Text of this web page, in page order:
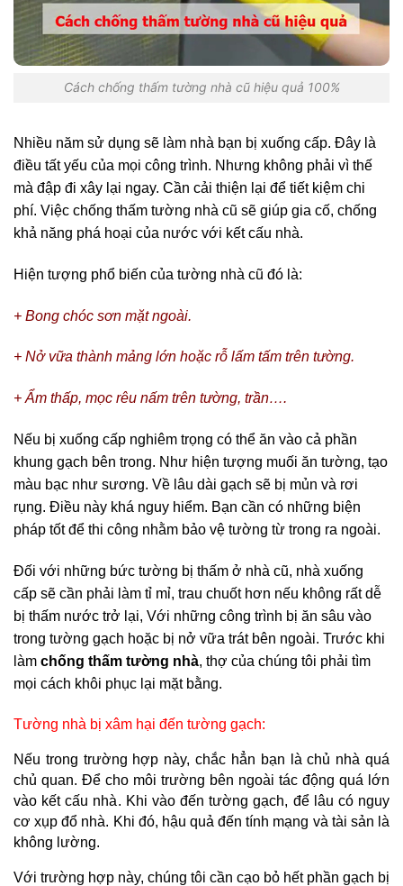
Cách chống thấm tường nhà cũ hiệu quả 100%
Nhiều năm sử dụng sẽ làm nhà bạn bị xuống cấp. Đây là
điều tất yếu của mọi công trình. Nhưng không phải vì thế
mà đập đi xây lại ngay. Cần cải thiện lại để tiết kiệm chi
phí. Việc chống thấm tường nhà cũ sẽ giúp gia cố, chống
khả năng phá hoại của nước với kết cấu nhà.
Hiện tượng phổ biến của tường nhà cũ đó là:
+ Bong chóc sơn mặt ngoài.
+ Nở vữa thành mảng lớn hoặc rỗ lấm tấm trên tường.
+ Ẩm thấp, mọc rêu nấm trên tường, trần….
Nếu bị xuống cấp nghiêm trọng có thể ăn vào cả phần
khung gạch bên trong. Như hiện tượng muối ăn tường, tạo
màu bạc như sương. Về lâu dài gạch sẽ bị mủn và rơi
rụng. Điều này khá nguy hiểm. Bạn cần có những biện
pháp tốt để thi công nhằm bảo vệ tường từ trong ra ngoài.
Đối với những bức tường bị thấm ở nhà cũ, nhà xuống
cấp sẽ cần phải làm tỉ mỉ, trau chuốt hơn nếu không rất dễ
bị thấm nước trở lại, Với những công trình bị ăn sâu vào
trong tường gạch hoặc bị nở vữa trát bên ngoài. Trước khi
làm chống thấm tường nhà, thợ của chúng tôi phải tìm
mọi cách khôi phục lại mặt bằng.
Tường nhà bị xâm hại đến tường gạch:
Nếu trong trường hợp này, chắc hẳn bạn là chủ nhà quá
chủ quan. Để cho môi trường bên ngoài tác động quá lớn
vào kết cấu nhà. Khi vào đến tường gạch, để lâu có nguy
cơ xụp đổ nhà. Khi đó, hậu quả đến tính mạng và tài sản là
không lường.
Với trường hợp này, chúng tôi cần cạo bỏ hết phần gạch bị